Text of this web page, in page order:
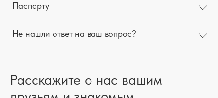
Паспарту
Не нашли ответ на ваш вопрос?
Расскажите о нас вашим